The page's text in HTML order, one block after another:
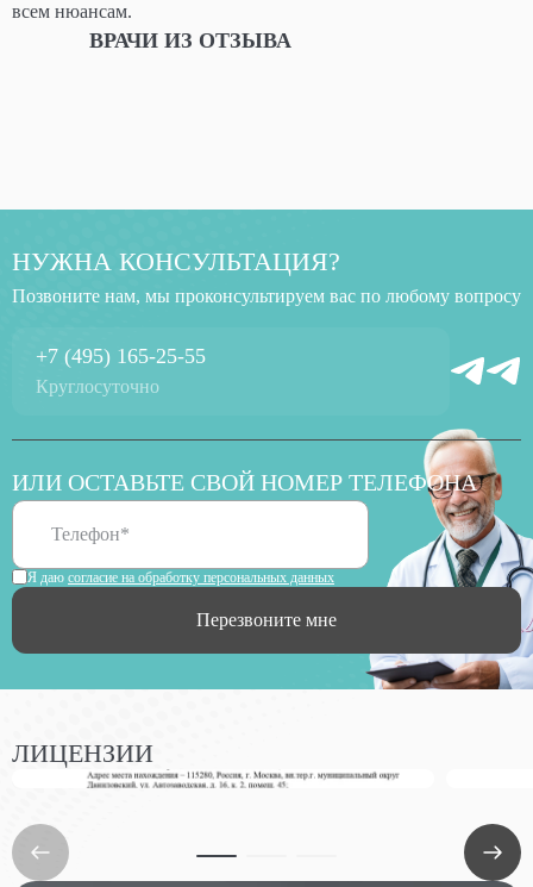
всем нюансам.
ВРАЧИ ИЗ ОТЗЫВА
НУЖНА КОНСУЛЬТАЦИЯ?
Позвоните нам, мы проконсультируем вас по любому вопросу
Круглосуточно
+7 (495) 165-25-55
ИЛИ ОСТАВЬТЕ СВОЙ НОМЕР ТЕЛЕФОНА
Я даю согласие на обработку персональных данных
Перезвоните мне
ЛИЦЕНЗИИ